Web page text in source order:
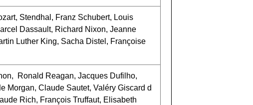
Stendhal, Franz Schubert, Louis
Dassault, Richard Nixon, Jeanne
Luther King, Sacha Distel, Françoise
Ronald Reagan, Jacques Dufilho,
Morgan, Claude Sautet, Valéry Giscard d
Rich, François Truffaut, Elisabeth